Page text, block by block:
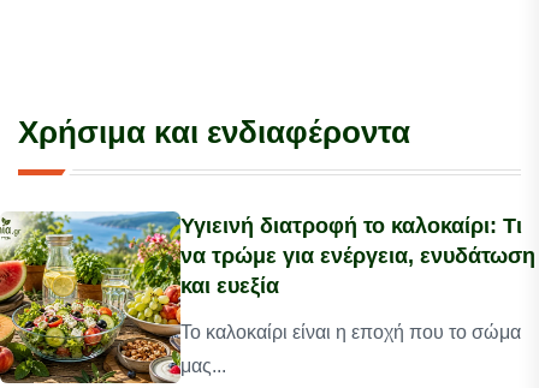
Χρήσιμα και ενδιαφέροντα
Υγιεινή διατροφή το καλοκαίρι: Τι
να τρώμε για ενέργεια, ενυδάτωση
και ευεξία
Το καλοκαίρι είναι η εποχή που το σώμα
μας...